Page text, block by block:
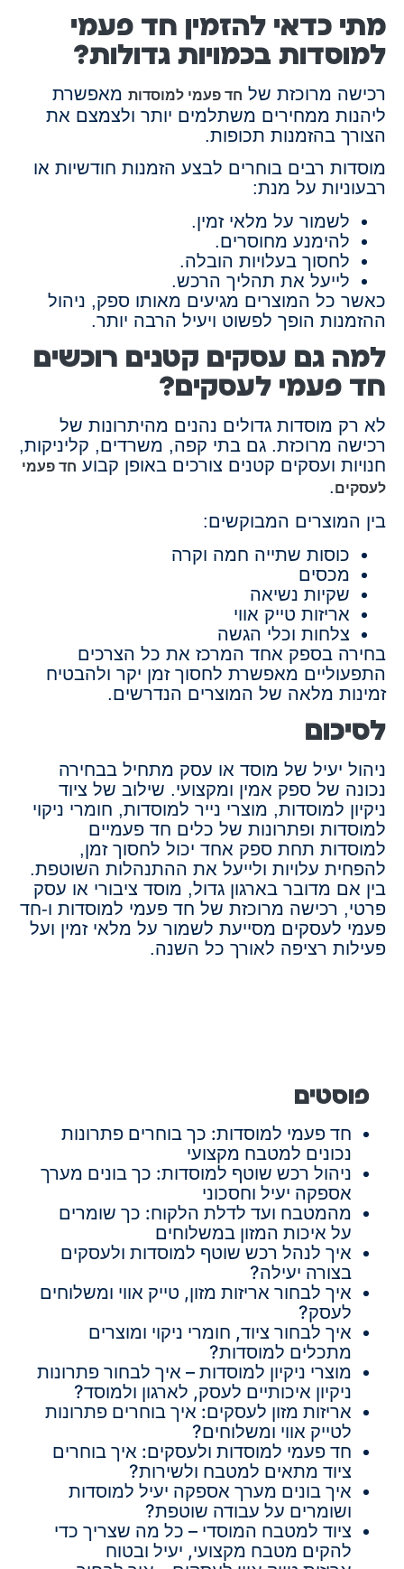
מתי כדאי להזמין חד פעמי
למוסדות בכמויות גדולות?
רכישה מרוכזת של חד פעמי למוסדות מאפשרת
ליהנות ממחירים משתלמים יותר ולצמצם את
הצורך בהזמנות תכופות.
מוסדות רבים בוחרים לבצע הזמנות חודשיות או
רבעוניות על מנת:
לשמור על מלאי זמין.
להימנע מחוסרים.
לחסוך בעלויות הובלה.
לייעל את תהליך הרכש.
כאשר כל המוצרים מגיעים מאותו ספק, ניהול
ההזמנות הופך לפשוט ויעיל הרבה יותר.
למה גם עסקים קטנים רוכשים
חד פעמי לעסקים?
לא רק מוסדות גדולים נהנים מהיתרונות של
רכישה מרוכזת. גם בתי קפה, משרדים, קליניקות,
חנויות ועסקים קטנים צורכים באופן קבוע חד פעמי
לעסקים.
בין המוצרים המבוקשים:
כוסות שתייה חמה וקרה
מכסים
שקיות נשיאה
אריזות טייק אווי
צלחות וכלי הגשה
בחירה בספק אחד המרכז את כל הצרכים
התפעוליים מאפשרת לחסוך זמן יקר ולהבטיח
זמינות מלאה של המוצרים הנדרשים.
לסיכום
ניהול יעיל של מוסד או עסק מתחיל בבחירה
נכונה של ספק אמין ומקצועי. שילוב של ציוד
ניקיון למוסדות, מוצרי נייר למוסדות, חומרי ניקוי
למוסדות ופתרונות של כלים חד פעמיים
למוסדות תחת ספק אחד יכול לחסוך זמן,
להפחית עלויות ולייעל את ההתנהלות השוטפת.
בין אם מדובר בארגון גדול, מוסד ציבורי או עסק
פרטי, רכישה מרוכזת של חד פעמי למוסדות ו-חד
פעמי לעסקים מסייעת לשמור על מלאי זמין ועל
פעילות רציפה לאורך כל השנה.
פוסטים
חד פעמי למוסדות: כך בוחרים פתרונות
נכונים למטבח מקצועי
ניהול רכש שוטף למוסדות: כך בונים מערך
אספקה יעיל וחסכוני
מהמטבח ועד לדלת הלקוח: כך שומרים
על איכות המזון במשלוחים
איך לנהל רכש שוטף למוסדות ולעסקים
בצורה יעילה?
איך לבחור אריזות מזון, טייק אווי ומשלוחים
לעסק?
איך לבחור ציוד, חומרי ניקוי ומוצרים
מתכלים למוסדות?
מוצרי ניקיון למוסדות – איך לבחור פתרונות
ניקיון איכותיים לעסק, לארגון ולמוסד?
אריזות מזון לעסקים: איך בוחרים פתרונות
לטייק אווי ומשלוחים?
חד פעמי למוסדות ולעסקים: איך בוחרים
ציוד מתאים למטבח ולשירות?
איך בונים מערך אספקה יעיל למוסדות
ושומרים על עבודה שוטפת?
ציוד למטבח המוסדי – כל מה שצריך כדי
להקים מטבח מקצועי, יעיל ובטוח